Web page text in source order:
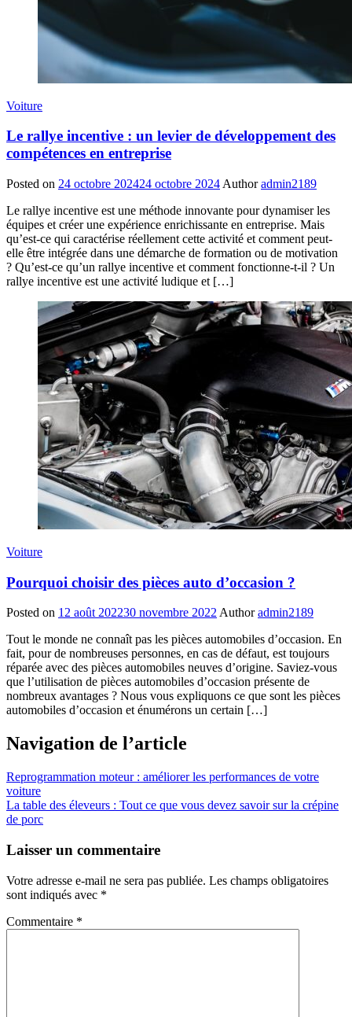
Voiture
Le rallye incentive : un levier de développement des
compétences en entreprise
Posted on 24 octobre 202424 octobre 2024 Author admin2189
Le rallye incentive est une méthode innovante pour dynamiser les
équipes et créer une expérience enrichissante en entreprise. Mais
qu’est-ce qui caractérise réellement cette activité et comment peut-
elle être intégrée dans une démarche de formation ou de motivation
? Qu’est-ce qu’un rallye incentive et comment fonctionne-t-il ? Un
rallye incentive est une activité ludique et […]
Voiture
Pourquoi choisir des pièces auto d’occasion ?
Posted on 12 août 202230 novembre 2022 Author admin2189
Tout le monde ne connaît pas les pièces automobiles d’occasion. En
fait, pour de nombreuses personnes, en cas de défaut, est toujours
réparée avec des pièces automobiles neuves d’origine. Saviez-vous
que l’utilisation de pièces automobiles d’occasion présente de
nombreux avantages ? Nous vous expliquons ce que sont les pièces
automobiles d’occasion et énumérons un certain […]
Navigation de l’article
Reprogrammation moteur : améliorer les performances de votre
voiture
La table des éleveurs : Tout ce que vous devez savoir sur la crépine
de porc
Laisser un commentaire
Votre adresse e-mail ne sera pas publiée. Les champs obligatoires
sont indiqués avec *
Commentaire *